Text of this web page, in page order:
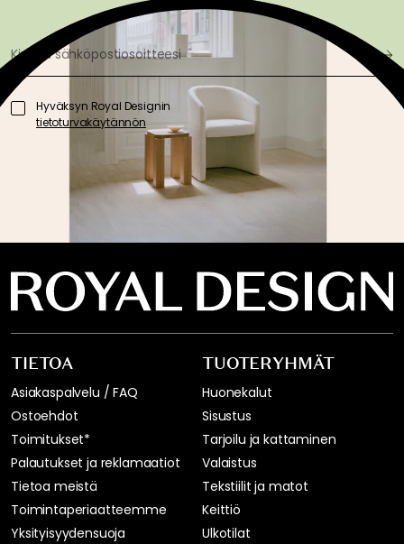
Hyväksyn Royal Designin
tietoturvakäytännön
TIETOA
Asiakaspalvelu / FAQ
Ostoehdot
Toimitukset*
Palautukset ja reklamaatiot
Tietoa meistä
Toimintaperiaatteemme
Yksityisyydensuoja
TUOTERYHMÄT
Huonekalut
Sisustus
Tarjoilu ja kattaminen
Valaistus
Tekstiilit ja matot
Keittiö
Ulkotilat